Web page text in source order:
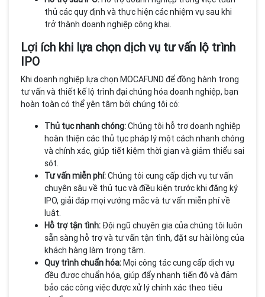
thủ các quy định và thực hiện các nhiệm vụ sau khi
trở thành doanh nghiệp công khai.
Lợi ích khi lựa chọn dịch vụ tư vấn lộ trình
IPO
Khi doanh nghiệp lựa chọn MOCAFUND để đồng hành trong
tư vấn và thiết kế lộ trình đại chúng hóa doanh nghiệp, bạn
hoàn toàn có thể yên tâm bởi chúng tôi có:
Thủ tục nhanh chóng:Chúng tôi hỗ trợ doanh nghiệp
hoàn thiện các thủ tục pháp lý một cách nhanh chóng
và chính xác, giúp tiết kiệm thời gian và giảm thiểu sai
sót.
Tư vấn miễn phí:Chúng tôi cung cấp dịch vụ tư vấn
chuyên sâu về thủ tục và điều kiện trước khi đăng ký
IPO, giải đáp mọi vướng mắc và tư vấn miễn phí về
luật.
Hỗ trợ tận tình: Đội ngũ chuyên gia của chúng tôi luôn
sẵn sàng hỗ trợ và tư vấn tận tình, đặt sự hài lòng của
khách hàng làm trọng tâm.
Quy trình chuẩn hóa:Mọi công tác cung cấp dịch vụ
đều được chuẩn hóa, giúp đẩy nhanh tiến độ và đảm
bảo các công việc được xử lý chính xác theo tiêu